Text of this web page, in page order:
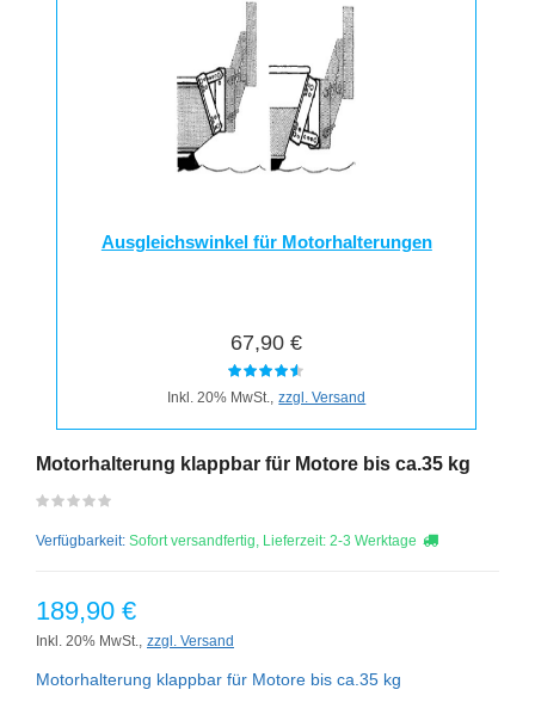
Ausgleichswinkel für Motorhalterungen
67,90 €
Inkl. 20% MwSt., zzgl. Versand
Motorhalterung klappbar für Motore bis ca.35 kg
Verfügbarkeit: Sofort versandfertig, Lieferzeit: 2-3 Werktage
189,90 €
Inkl. 20% MwSt., zzgl. Versand
Motorhalterung klappbar für Motore bis ca.35 kg